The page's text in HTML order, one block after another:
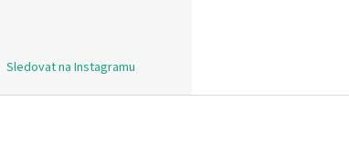
Sledovat na Instagramu